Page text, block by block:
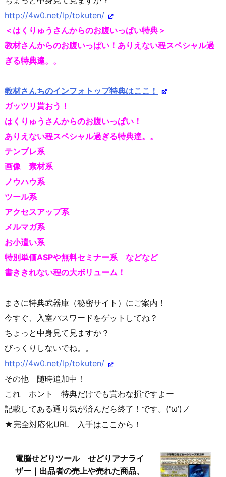
http://4w0.net/lp/tokuten/
＜はくりゅうさんからのお腹いっぱい特典＞
教材さんからのお腹いっぱい！ありえない程スペシャル過
ぎる特典達。。
教材さんちのインフォトップ特典はここ！
ガッツリ貰おう！
はくりゅうさんからのお腹いっぱい！
ありえない程スペシャル過ぎる特典達。。
テンプレ系
画像 素材系
ノウハウ系
ツール系
アクセスアップ系
メルマガ系
お小遣い系
特別単価ASPや無料セミナー系 などなど
書ききれない程の大ボリューム！
まさに特典武器庫（秘密サイト）にご案内！
今すぐ、入室パスワードをゲットしてね？
ちょっと中身見て見ますか？
びっくりしないでね。。
http://4w0.net/lp/tokuten/
その他 随時追加中！
これ ホント 特典だけでも貰わな損ですよー
記載してある通り気が済んだら終了！です。('ω’)ノ
★完全対応化URL 入手はここから！
電脳せどりツール せどりアナライ
ザー｜出品者の売上や売れた商品、